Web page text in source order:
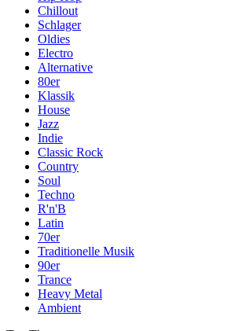
Chillout
Schlager
Oldies
Electro
Alternative
80er
Klassik
House
Jazz
Indie
Classic Rock
Country
Soul
Techno
R'n'B
Latin
70er
Traditionelle Musik
90er
Trance
Heavy Metal
Ambient